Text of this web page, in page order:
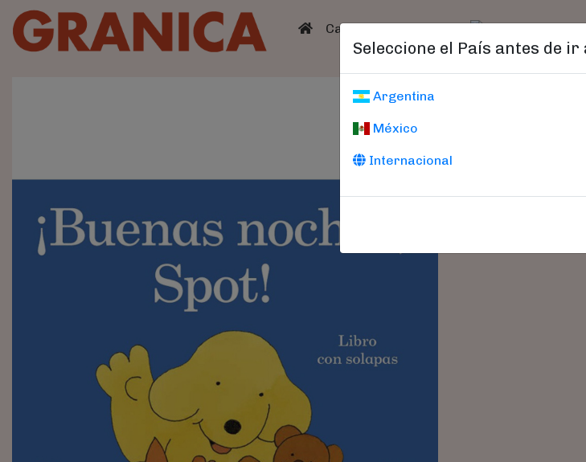
(current)
Catálogo Catálogo
Seleccione el País antes de ir
Argentina
México
Internacional
¿Qué hace Spot
podrán
juguetes,